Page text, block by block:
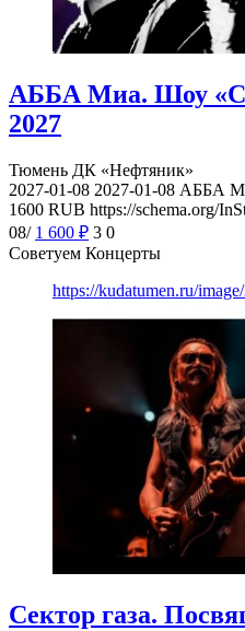
АББА Миа. Шоу «С
2027
Тюмень ДК «Нефтяник»
2027-01-08 2027-01-08 АББА
1600 RUB https://schema.org/
08/ 1 600 ₽ 3 0
Советуем Концерты
https://kudatumen.ru/
Сектор газа.